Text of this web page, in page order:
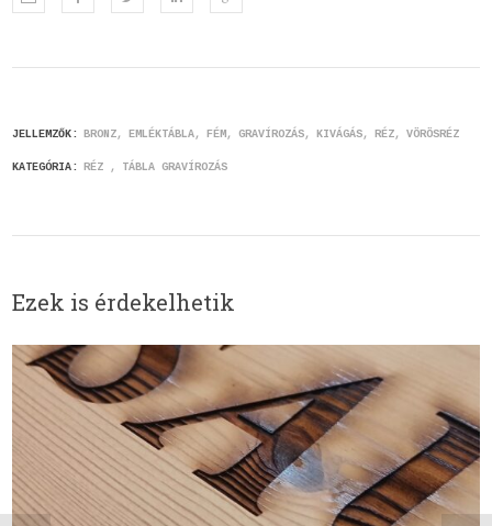
JELLEMZŐK: BRONZ EMLÉKTÁBLA FÉM GRAVÍROZÁS KIVÁGÁS RÉZ VÖRÖSRÉZ
KATEGÓRIA: RÉZ TÁBLA GRAVÍROZÁS
Ezek is érdekelhetik